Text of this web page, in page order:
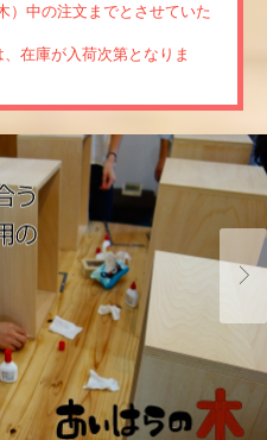
）中の注文までとさせていた
在庫が入荷次第となりま